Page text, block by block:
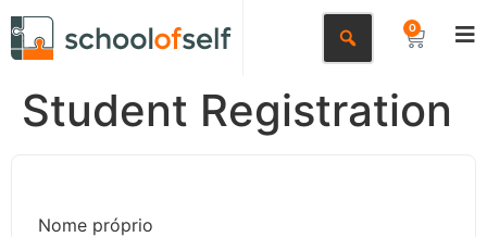
0
Student Registration
Nome próprio